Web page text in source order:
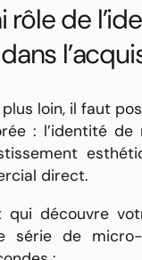
rôle de
plus loin, il faut
: l’identité de
direct.
qui découvre
série de